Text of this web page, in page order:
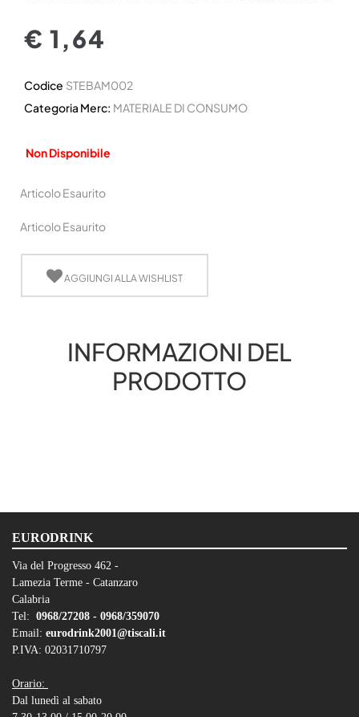
€ 1,64
Codice STEBAM002
Categoria Merc: MATERIALE DI CONSUMO
Non Disponibile
Articolo Esaurito
Articolo Esaurito
AGGIUNGI ALLA WISHLIST
INFORMAZIONI DEL
PRODOTTO
EURODRINK
Via del Progresso 462 -
Lamezia Terme - Catanzaro
Calabria
Tel: 0968/27208 - 0968/359070
Email: eurodrink2001@tiscali.it
P.IVA: 02031710797
Orario:
Dal lunedì al sabato